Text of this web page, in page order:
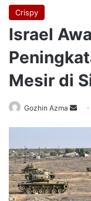
Crispy
Israel
Mesir di
Gozhin Azma
Send